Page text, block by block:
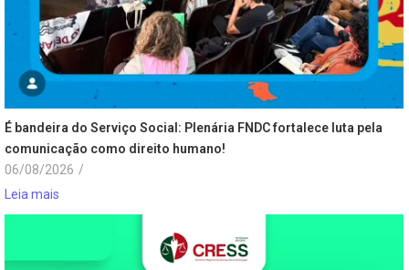
É bandeira do Serviço Social: Plenária FNDC fortalece luta pela
comunicação como direito humano!
06/08/2026 /
Leia mais